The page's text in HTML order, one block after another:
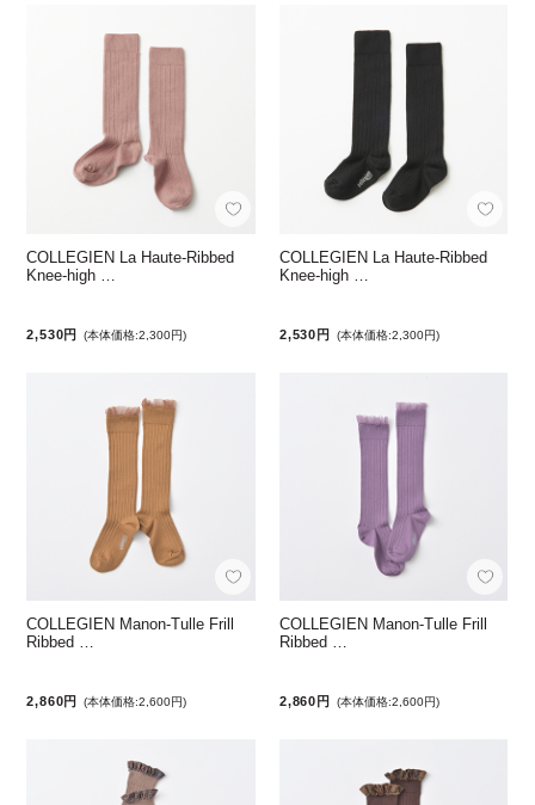
COLLEGIEN La Haute-Ribbed
Knee-high …
2,530円 (本体価格:2,300円)
COLLEGIEN La Haute-Ribbed
Knee-high …
2,530円 (本体価格:2,300円)
COLLEGIEN Manon-Tulle Frill
Ribbed …
2,860円 (本体価格:2,600円)
COLLEGIEN Manon-Tulle Frill
Ribbed …
2,860円 (本体価格:2,600円)